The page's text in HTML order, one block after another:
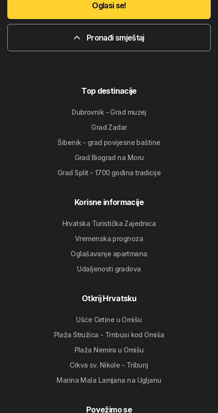
Oglasi se!
Pronađi smještaj
Top destinacije
Dubrovnik - Grad muzej
Grad Zadar
Šibenik - grad povijesne baštine
Grad Biograd na Moru
Grad Split - 1700 godina tradicije
Korisne informacije
Hrvatska Turistička Zajednica
Vremenska prognoza
Oglašavanje apartmana
Udaljenosti gradova
Otkrij Hrvatsku
Ušće Cetine u Omišu
Plaža Stružica - Trnbusi kod Omiša
Plaža Nemira u Omišu
Crkva sv. Nikole - Tribunj
Marina Mala Lamjana na Ugljanu
Povežimo se